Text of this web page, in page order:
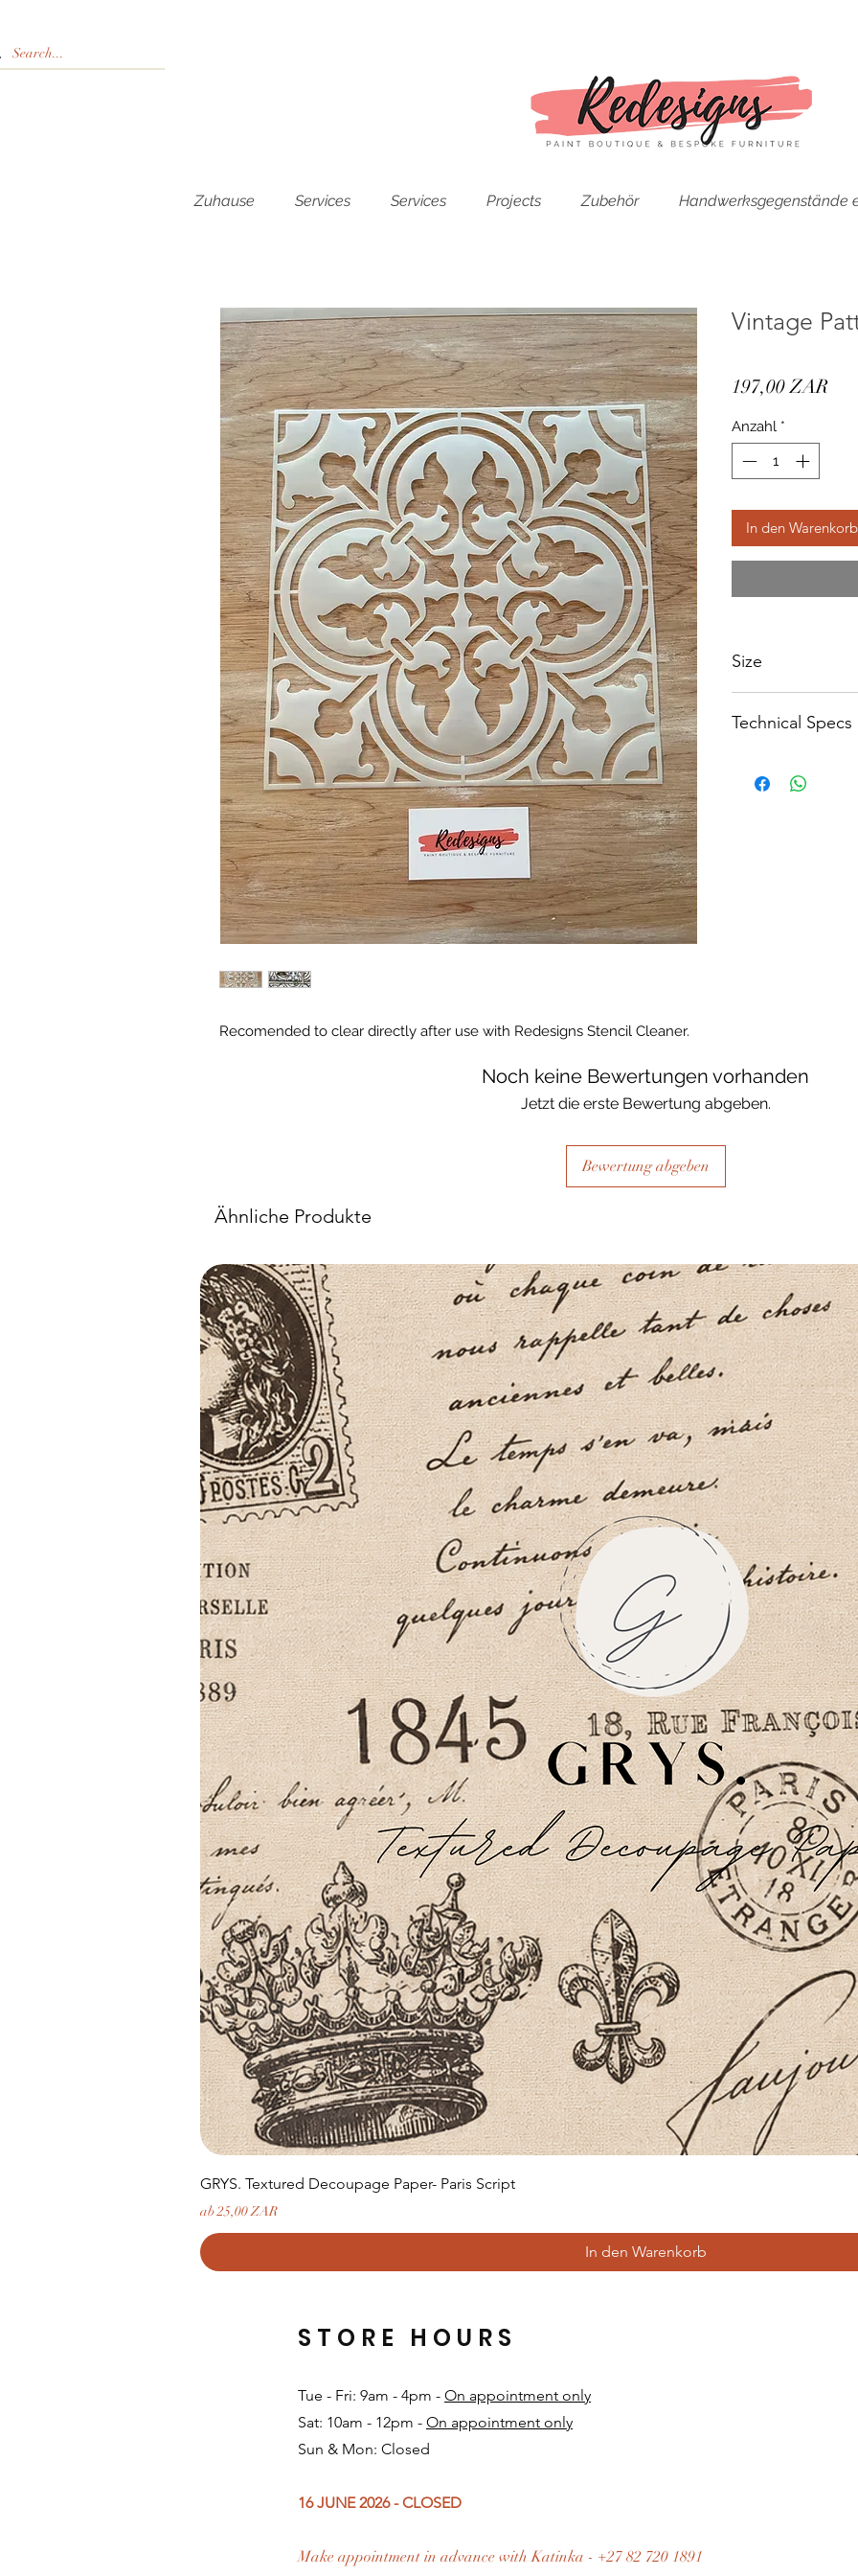
Zuhause Services Services Projects Zubehör Handwerksgegenstände
Recomended to clear directly after use with Redesigns Stencil Cleaner.
Vintage
197,00 ZARPreis
Anzahl *
In den Warenkorb
Size
Technical Specs
Noch keine Bewertungen vorhanden
Jetzt die erste Bewertung abgeben.
Bewertung abgeben
Ähnliche Produkte
GRYS. Textured Decoupage Paper- Paris Script
ab25,00 ZAR
Sale-Preis
In den Warenkorb
Tue - Fri: 9am - 4pm - On appointment only
Sat: 10am - 12pm - On appointment only
Sun & Mon: Closed​
16 JUNE 2026 - CLOSED
Make appointment in advance with Katinka - +27 82 720 1891
STORE HOURS